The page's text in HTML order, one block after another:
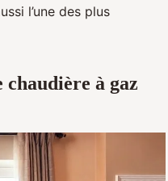
l’une des plus
à gaz